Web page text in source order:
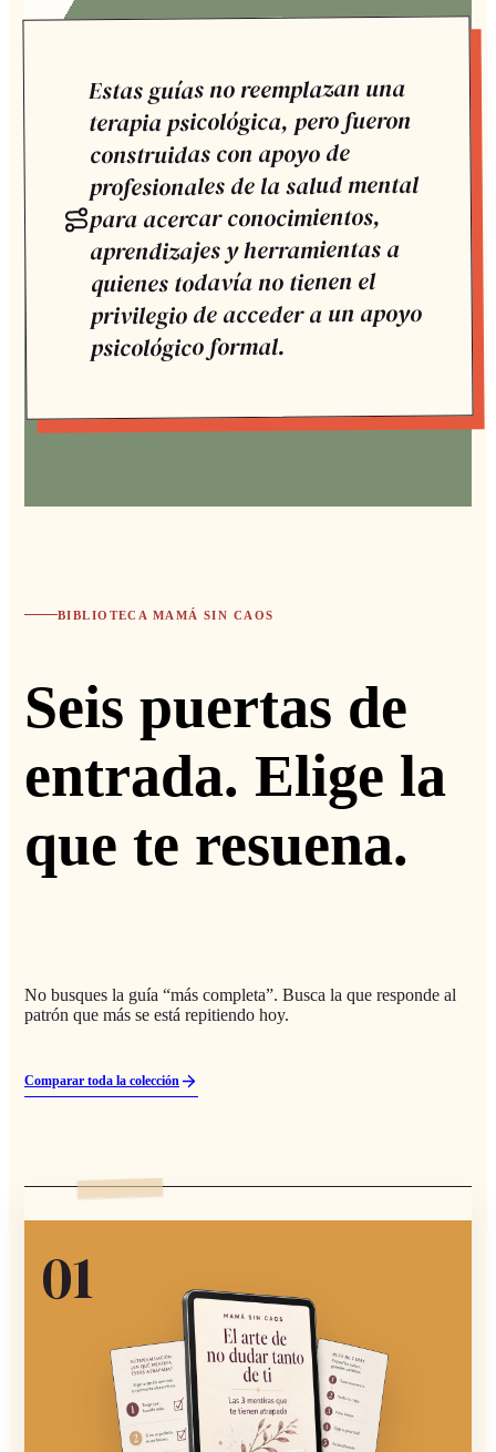
Estas guías no reemplazan una
terapia psicológica, pero fueron
construidas con apoyo de
profesionales de la salud mental
para acercar conocimientos,
aprendizajes y herramientas a
quienes todavía no tienen el
privilegio de acceder a un apoyo
psicológico formal.
BIBLIOTECA MAMÁ SIN CAOS
Seis puertas de
entrada. Elige la
que te resuena.
No busques la guía “más completa”. Busca la que responde al
patrón que más se está repitiendo hoy.
Comparar toda la colección
01